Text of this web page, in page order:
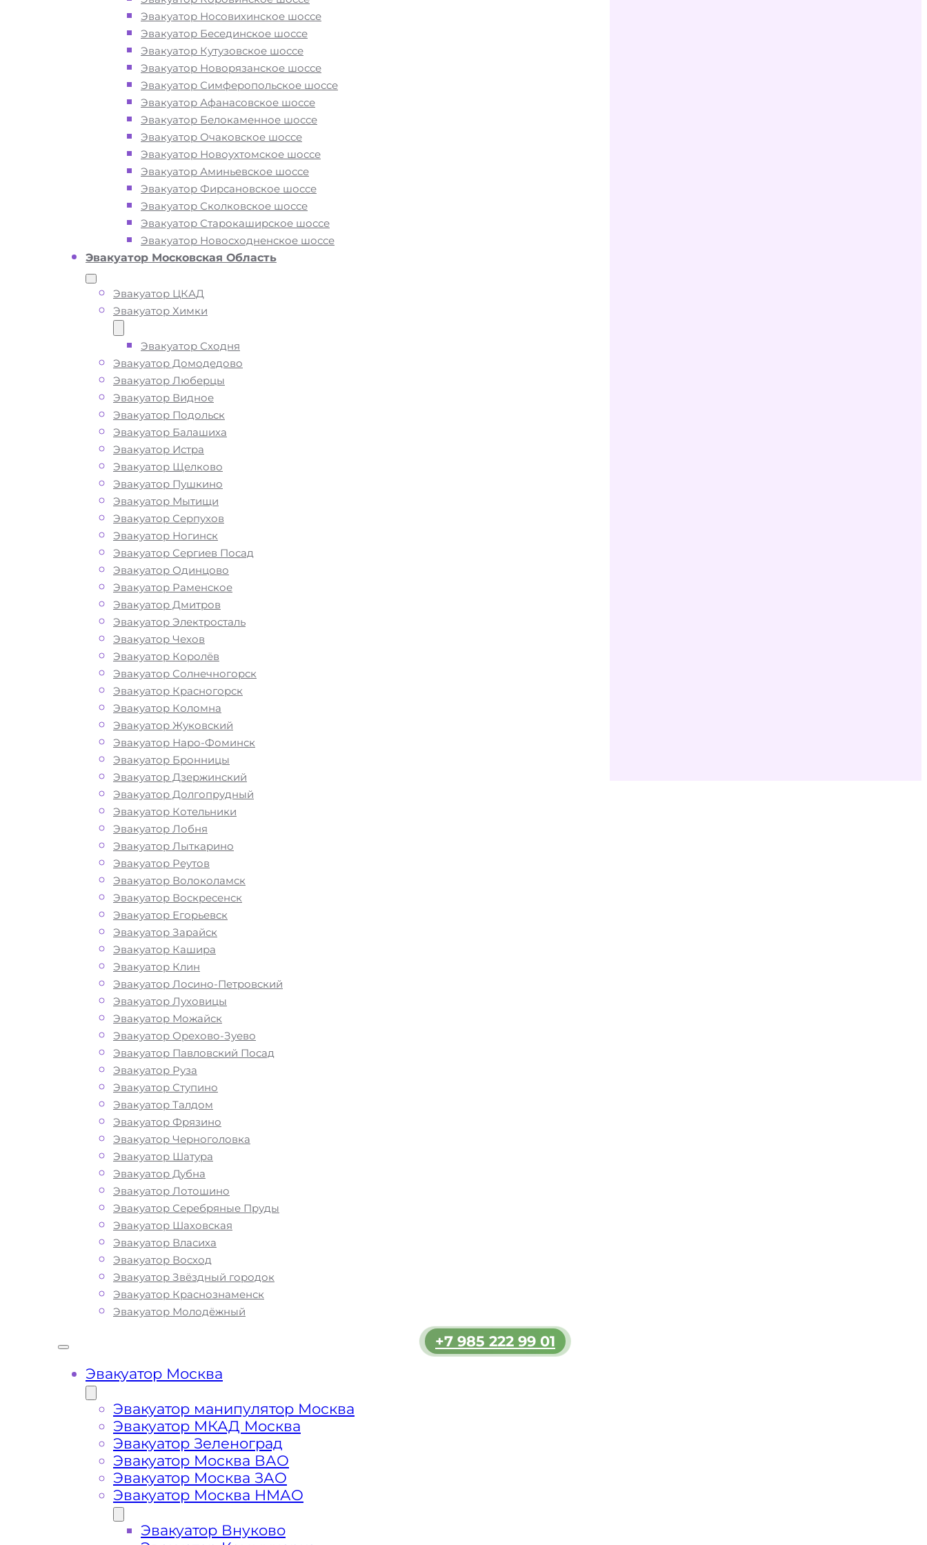
Эвакуатор Носовихинское шоссе
Эвакуатор Бесединское шоссе
Эвакуатор Кутузовское шоссе
Эвакуатор Новорязанское шоссе
Эвакуатор Симферопольское шоссе
Эвакуатор Афанасовское шоссе
Эвакуатор Белокаменное шоссе
Эвакуатор Очаковское шоссе
Эвакуатор Новоухтомское шоссе
Эвакуатор Аминьевское шоссе
Эвакуатор Фирсановское шоссе
Эвакуатор Сколковское шоссе
Эвакуатор Старокаширское шоссе
Эвакуатор Новосходненское шоссе
Эвакуатор Московская Область
Эвакуатор ЦКАД
Эвакуатор Химки
Эвакуатор Сходня
Эвакуатор Домодедово
Эвакуатор Люберцы
Эвакуатор Видное
Эвакуатор Подольск
Эвакуатор Балашиха
Эвакуатор Истра
Эвакуатор Щелково
Эвакуатор Пушкино
Эвакуатор Мытищи
Эвакуатор Серпухов
Эвакуатор Ногинск
Эвакуатор Сергиев Посад
Эвакуатор Одинцово
Эвакуатор Раменское
Эвакуатор Дмитров
Эвакуатор Электросталь
Эвакуатор Чехов
Эвакуатор Королёв
Эвакуатор Солнечногорск
Эвакуатор Красногорск
Эвакуатор Коломна
Эвакуатор Жуковский
Эвакуатор Наро-Фоминск
Эвакуатор Бронницы
Эвакуатор Дзержинский
Эвакуатор Долгопрудный
Эвакуатор Котельники
Эвакуатор Лобня
Эвакуатор Лыткарино
Эвакуатор Реутов
Эвакуатор Волоколамск
Эвакуатор Воскресенск
Эвакуатор Егорьевск
Эвакуатор Зарайск
Эвакуатор Кашира
Эвакуатор Клин
Эвакуатор Лосино-Петровский
Эвакуатор Луховицы
Эвакуатор Можайск
Эвакуатор Орехово-Зуево
Эвакуатор Павловский Посад
Эвакуатор Руза
Эвакуатор Ступино
Эвакуатор Талдом
Эвакуатор Фрязино
Эвакуатор Черноголовка
Эвакуатор Шатура
Эвакуатор Дубна
Эвакуатор Лотошино
Эвакуатор Серебряные Пруды
Эвакуатор Шаховская
Эвакуатор Власиха
Эвакуатор Восход
Эвакуатор Звёздный городок
Эвакуатор Краснознаменск
Эвакуатор Молодёжный
Эвакуатор Москва
Эвакуатор манипулятор Москва
Эвакуатор МКАД Москва
Эвакуатор Зеленоград
Эвакуатор Москва ВАО
Эвакуатор Москва ЗАО
Эвакуатор Москва НМАО
Эвакуатор Внуково
+7 985 222 99 01
Закажите услугу "эвакуатор Северное
Тушино Москва"по номеру телефона
или "онлайн" на сайте компании «МОБИ»
Вам необходимы услуги ближайшего
эвакуатора по району Северное Тушино в
СЗАО? Рядом и недорого? Эвакуаторы
«МОБИ» Москва находятся на автодорогах,
улицах и площадях района Северного
Тушино 24 часа в сутки. Обращайтесь к
нам круглосуточно, мы готовы оказать
помощь на дороге в любой ситуации и
гарантируем низкие цены и высокое
качество наших услуг.
ТЕЛЕФОН
Как перевезти
авто в районе
Северное Тушино
Москва?
Перевозка автомобиля по району Северное
Тушино в СЗАО эвакуатором «МОБИ»
дешево, круглосуточно и срочно – это
возможность быстро и без лишних затрат
решить возникшие на дороге проблемы с
автомобилем. Мы рады предложить вам
свои услуги по вызову автоэвакуатора.
Звоните по телефону — у нас вы найдете
все, что нужно для оперативной и
безопасной эвакуации вашего авто:
доступные цены, круглосуточную связь и
профессиональных водителей с большим
опытом работы. Мы предлагаем
эвакуатора на дороге по низкой стоимости.
Наша компания имеет большой опыт в
сфере транспортировки и гарантирует
качество услуг эвакуации в районе
Северное Тушино Москва. Мы используем
только современное оборудование и
технику, что позволяет срочно и безопасно
эвакуировать ваш автомобиль с
Подмосковных, Московских шоссе,
автотрасс и автомагистралей в СЗАО при
поломке транспортного средства или ДТП.
Вы всегда можете ознакомиться с полным